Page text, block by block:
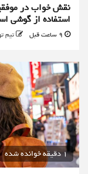
نقش خواب در
استفاده از گوشی
تیم
1 دقیقه خوانده شده